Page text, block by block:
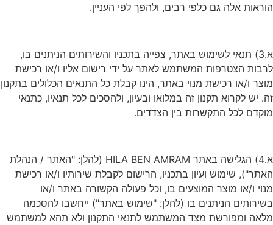
אלה גם כלפי רבים, ולהפך לפי העניין.
א.3) תנאי לשימוש באתר, צפייה בתכניו והשירותים הניתנים בו,
הצטרפות המשתמש לאתר על ידי רישום אליו ו/או רכישת
ו/או רכישת מנוי באתר, הינו קבלת כל התנאים הכלולים בתקנון
יש לקרוא תקנון זה במלואו ובעיון, ולהסכים לכל תנאיו, כתנאי
לכל התקשרות בין הצדדים.
א.4) הגלישה באתר HILA BEN AMRAM (להלן: "האתר / הנהלת
שימוש ועיון בתכניו, הרישום לקבלת שירותיו ו/או רכישת
ו/או מוצר המוצעים בו, וכל פעולה הקשורה באתר ו/או
הניתנים בו (להלן: "שימוש באתר") ייחשבו להסכמה
ומפורשת מצד המשתמש לתנאי התקנון ולא תהא למשתמש